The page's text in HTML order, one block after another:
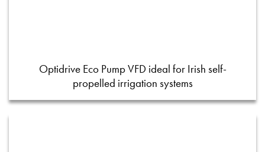
Optidrive Eco Pump VFD ideal for Irish self-
propelled irrigation systems